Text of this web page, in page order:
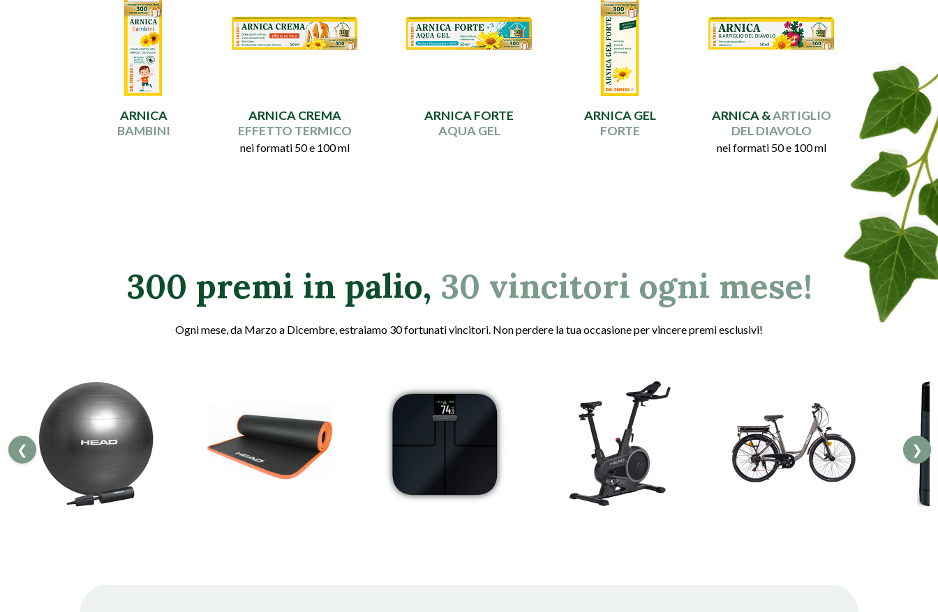
ARNICA
BAMBINI
ARNICA CREMA
EFFETTO TERMICO
nei formati 50 e 100 ml
ARNICA FORTE
AQUA GEL
ARNICA GEL
FORTE
ARNICA &ARTIGLIO
DEL DIAVOLO
nei formati 50 e 100 ml
300 premi in palio, 30 vincitori ogni mese!
Ogni mese, da Marzo a Dicembre, estraiamo 30 fortunati vincitori. Non perdere la tua occasione per vincere premi esclusivi!
❮ ❯